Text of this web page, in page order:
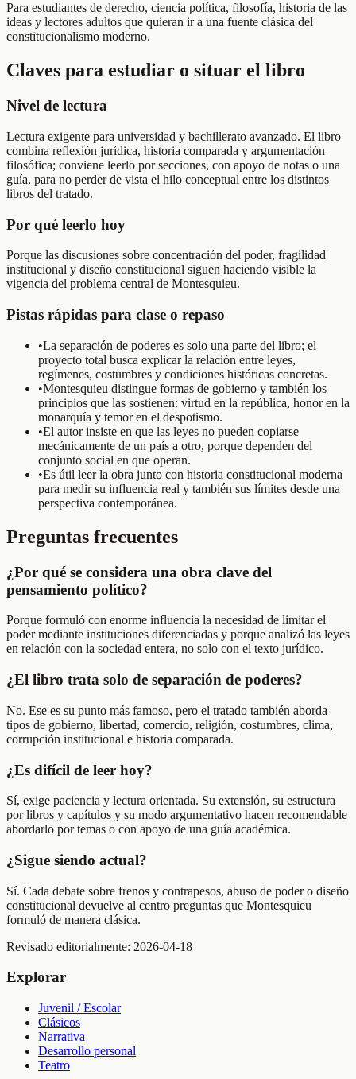
Para estudiantes de derecho, ciencia política, filosofía, historia de las
ideas y lectores adultos que quieran ir a una fuente clásica del
constitucionalismo moderno.
Claves para estudiar o situar el libro
Nivel de lectura
Lectura exigente para universidad y bachillerato avanzado. El libro
combina reflexión jurídica, historia comparada y argumentación
filosófica; conviene leerlo por secciones, con apoyo de notas o una
guía, para no perder de vista el hilo conceptual entre los distintos
libros del tratado.
Por qué leerlo hoy
Porque las discusiones sobre concentración del poder, fragilidad
institucional y diseño constitucional siguen haciendo visible la
vigencia del problema central de Montesquieu.
Pistas rápidas para clase o repaso
•La separación de poderes es solo una parte del libro; el
proyecto total busca explicar la relación entre leyes,
regímenes, costumbres y condiciones históricas concretas.
•Montesquieu distingue formas de gobierno y también los
principios que las sostienen: virtud en la república, honor en la
monarquía y temor en el despotismo.
•El autor insiste en que las leyes no pueden copiarse
mecánicamente de un país a otro, porque dependen del
conjunto social en que operan.
•Es útil leer la obra junto con historia constitucional moderna
para medir su influencia real y también sus límites desde una
perspectiva contemporánea.
Preguntas frecuentes
¿Por qué se considera una obra clave del
pensamiento político?
Porque formuló con enorme influencia la necesidad de limitar el
poder mediante instituciones diferenciadas y porque analizó las leyes
en relación con la sociedad entera, no solo con el texto jurídico.
¿El libro trata solo de separación de poderes?
No. Ese es su punto más famoso, pero el tratado también aborda
tipos de gobierno, libertad, comercio, religión, costumbres, clima,
corrupción institucional e historia comparada.
¿Es difícil de leer hoy?
Sí, exige paciencia y lectura orientada. Su extensión, su estructura
por libros y capítulos y su modo argumentativo hacen recomendable
abordarlo por temas o con apoyo de una guía académica.
¿Sigue siendo actual?
Sí. Cada debate sobre frenos y contrapesos, abuso de poder o diseño
constitucional devuelve al centro preguntas que Montesquieu
formuló de manera clásica.
Revisado editorialmente: 2026-04-18
Explorar
Juvenil / Escolar
Clásicos
Narrativa
Desarrollo personal
Teatro